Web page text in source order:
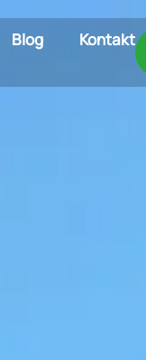
Blog Kontakt